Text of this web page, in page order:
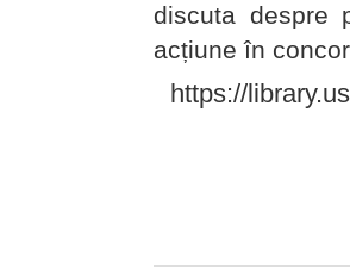
discuta despre
acțiune în
https://